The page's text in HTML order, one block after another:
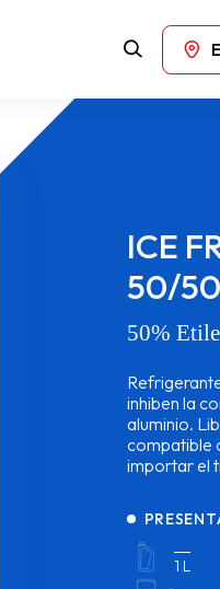
ICE
50/50
50%
inhiben la
aluminio.
compatible
importar el
1 L